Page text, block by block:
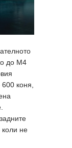
до M4
600 коня,
коли не